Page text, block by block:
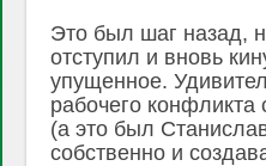
Это был шаг назад,
отступил и вновь
упущенное.
рабочего
(а это был
собственно и